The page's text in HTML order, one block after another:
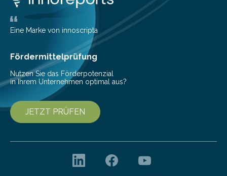
Ergebnisse könnten bei der Entscheidung helfen, wann
schnell gehandelt werden sollte und wann eine
kontinuierliche Überwachung sinnvoller ist. Biologische
Invasionen treten auf, wenn nicht…
Eine Marke von innoscripta
Fördermittelprüfung
Nutzen Sie das Förderpotenzial
in Ihrem Unternehmen optimal aus?
JETZT PRÜFEN